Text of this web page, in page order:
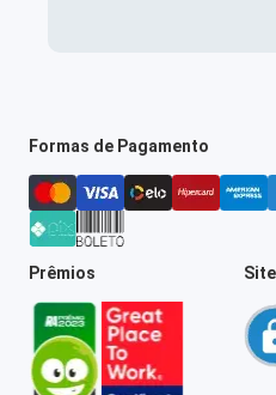
Formas de Pagamento
Prêmios